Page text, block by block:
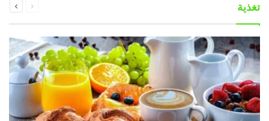
تغذية الصفحةالصفحة